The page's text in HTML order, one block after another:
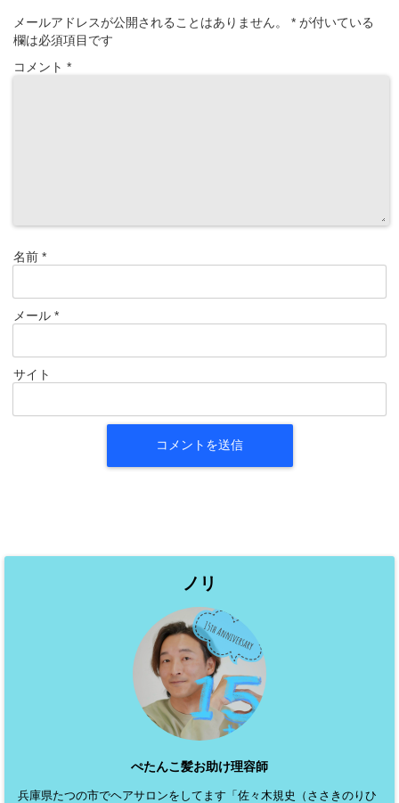
メールアドレスが公開されることはありません。 * が付いている
欄は必須項目です
コメント *
名前 *
メール *
サイト
ノリ
ぺたんこ髪お助け理容師
兵庫県たつの市でヘアサロンをしてます「佐々木規史（ささきのりひ